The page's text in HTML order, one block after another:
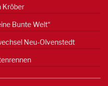
Kröber
Bunte Welt“
Neu-Olvenstedt